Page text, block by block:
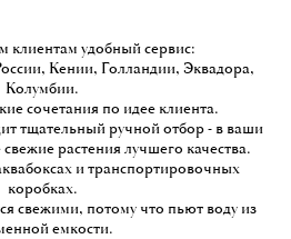
клиентам удобный сервис:
Кении, Голландии, Эквадора,
Колумбии.
сочетания по идее клиента.
тщательный ручной отбор - в ваши
растения лучшего качества.
и транспортировочных
коробках.
свежими, потому что пьют воду из
емкости.